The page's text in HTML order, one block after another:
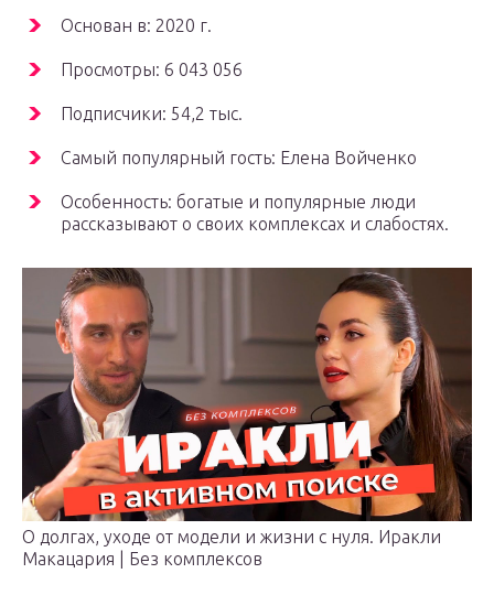
Основан в: 2020 г.
Просмотры: 6 043 056
Подписчики: 54,2 тыс.
Самый популярный гость: Елена Войченко
Особенность: богатые и популярные люди
рассказывают о своих комплексах и слабостях.
О долгах, уходе от модели и жизни с нуля. Иракли
Макацария | Без комплексов